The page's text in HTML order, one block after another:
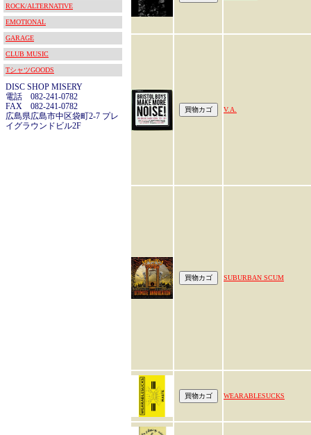
ROCK/ALTERNATIVE
EMOTIONAL
GARAGE
CLUB MUSIC
TシャツGOODS
DISC SHOP MISERY
電話 082-241-0782
FAX 082-241-0782
広島県広島市中区袋町2-7 プレ
イグラウンドビル2F
V.A.
SUBURBAN SCUM
WEARABLESUCKS